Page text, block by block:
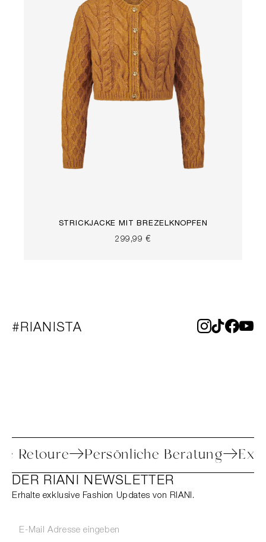
STRICKJACKE MIT BREZELKNÖPFEN
299,99 €
#RIANISTA
Retoure Persönliche Beratung
DER RIANI NEWSLETTER
Erhalte exklusive Fashion Updates von RIANI.